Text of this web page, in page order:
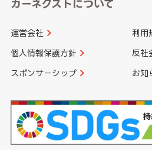
カーネクストについて
運営会社 利用
個人情報保護方針 反社
スポンサーシップ お知